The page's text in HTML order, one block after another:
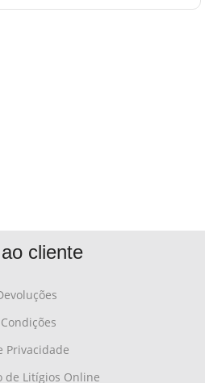
cliente
Privacidade
de Litígios Online